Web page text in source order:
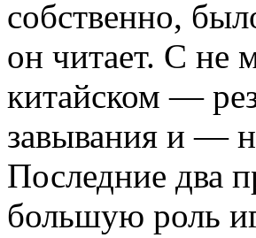
собственно,
он читает. С не
китайском —
завывания и —
Последние два
большую роль